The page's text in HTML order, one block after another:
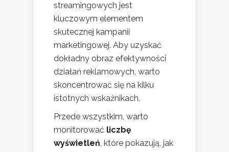
streamingowych jest
kluczowym elementem
skutecznej kampanii
marketingowej. Aby uzyskać
dokładny obraz efektywności
działań reklamowych, warto
skoncentrować się na kilku
istotnych wskaźnikach.
Przede wszystkim, warto
monitorować liczbę
wyświetleń, które pokazują, jak